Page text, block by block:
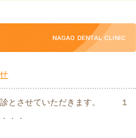
診とさせていただきます。 １
．．